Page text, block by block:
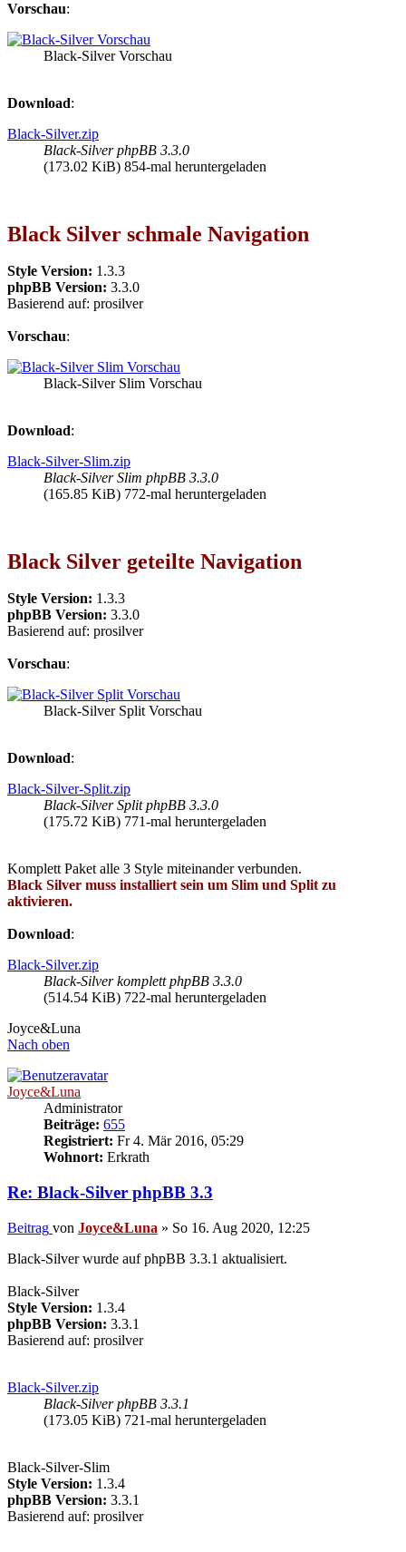
Vorschau:
Black-Silver Vorschau
Download:
Black-Silver.zip
Black-Silver phpBB 3.3.0
(173.02 KiB) 854-mal heruntergeladen
Black Silver schmale Navigation
Style Version: 1.3.3
phpBB Version: 3.3.0
Basierend auf: prosilver
Vorschau:
Black-Silver Slim Vorschau
Download:
Black-Silver-Slim.zip
Black-Silver Slim phpBB 3.3.0
(165.85 KiB) 772-mal heruntergeladen
Black Silver geteilte Navigation
Style Version: 1.3.3
phpBB Version: 3.3.0
Basierend auf: prosilver
Vorschau:
Black-Silver Split Vorschau
Download:
Black-Silver-Split.zip
Black-Silver Split phpBB 3.3.0
(175.72 KiB) 771-mal heruntergeladen
Komplett Paket alle 3 Style miteinander verbunden.
Black Silver muss installiert sein um Slim und Split zu
aktivieren.
Download:
Black-Silver.zip
Black-Silver komplett phpBB 3.3.0
(514.54 KiB) 722-mal heruntergeladen
Joyce&Luna
Nach oben
Joyce&Luna
Administrator
Beiträge: 655
Registriert: Fr 4. Mär 2016, 05:29
Wohnort: Erkrath
Re: Black-Silver phpBB 3.3
Beitrag von Joyce&Luna » So 16. Aug 2020, 12:25
Black-Silver wurde auf phpBB 3.3.1 aktualisiert.
Black-Silver
Style Version: 1.3.4
phpBB Version: 3.3.1
Basierend auf: prosilver
Black-Silver.zip
Black-Silver phpBB 3.3.1
(173.05 KiB) 721-mal heruntergeladen
Black-Silver-Slim
Style Version: 1.3.4
phpBB Version: 3.3.1
Basierend auf: prosilver